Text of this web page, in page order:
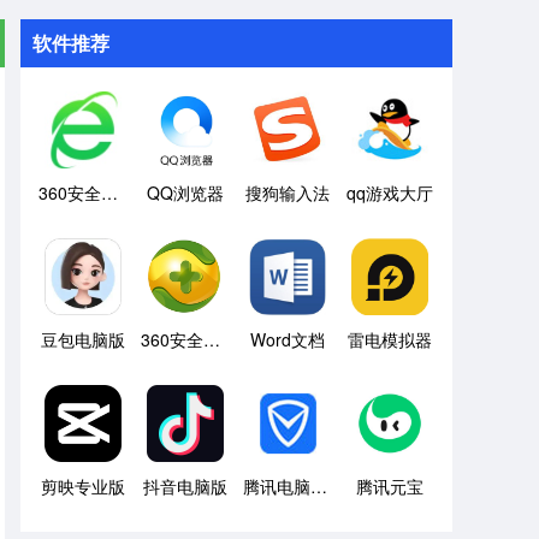
软件推荐
360安全浏览器 QQ浏览器 搜狗输入法 qq游戏大厅
豆包电脑版 360安全卫士 Word文档 雷电模拟器
剪映专业版 抖音电脑版 腾讯电脑管家 腾讯元宝